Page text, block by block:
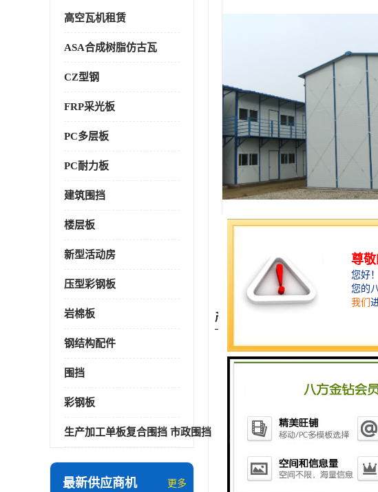
高空瓦机租赁
ASA合成树脂仿古瓦
CZ型钢
FRP采光板
PC多层板
PC耐力板
建筑围挡
楼层板
新型活动房
压型彩钢板
岩棉板
钢结构配件
围挡
彩钢板
生产加工单板复合围挡 市政围挡
最新供应商机 更多
产品描述
双层活动房价格 出租 出售
以上价格均为参考
双层活动房是一种
螺栓连接，全新概
可方便快捷地进行